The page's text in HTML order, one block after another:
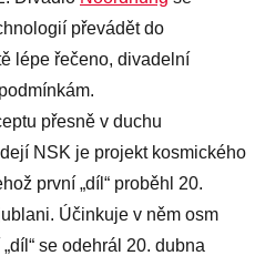
převádět do
lépe řečeno, divadelní
přesně v duchu
NSK je projekt kosmického
první „díl“ proběhl 20.
Účinkuje v něm osm
se odehrál 20. dubna